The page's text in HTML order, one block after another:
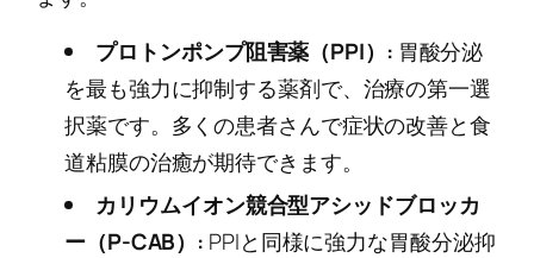
プロトンポンプ阻害薬（PPI）: 胃酸分泌
を最も強力に抑制する薬剤で、治療の第一選
択薬です。多くの患者さんで症状の改善と食
道粘膜の治癒が期待できます。
カリウムイオン競合型アシッドブロッカ
ー（P-CAB）: PPIと同様に強力な胃酸分泌抑